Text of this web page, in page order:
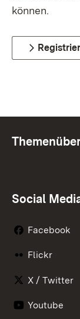
können.
Social
Facebook
Flickr
X / Twitter
Youtube